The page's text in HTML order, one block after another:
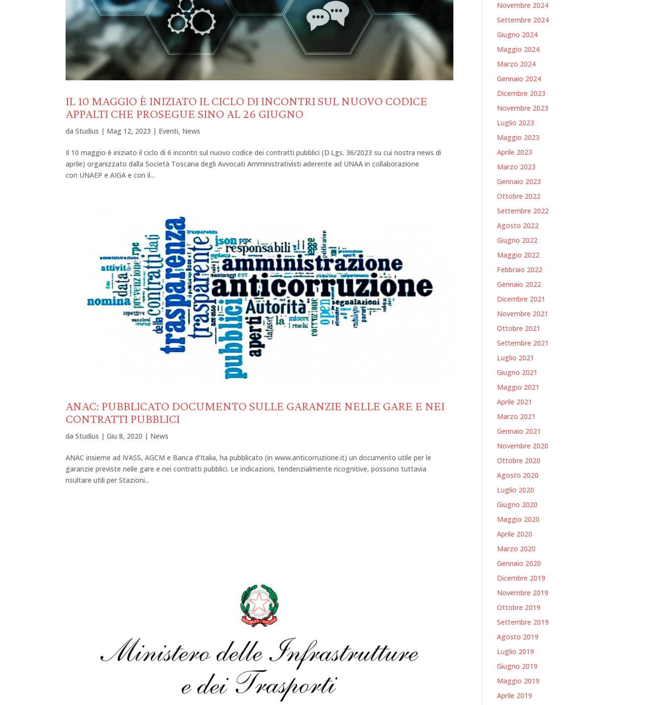
IL 10 MAGGIO È INIZIATO IL CICLO DI INCONTRI SUL NUOVO CODICE
APPALTI CHE PROSEGUE SINO AL 26 GIUGNO
daStudius | Mag 12, 2023 | Eventi, News
Il 10 maggio è iniziato il ciclo di 6 incontri sul nuovo codice dei contratti pubblici (D.Lgs. 36/2023 su cui nostra news di
aprile) organizzato dalla Società Toscana degli Avvocati Amministrativisti aderente ad UNAA in collaborazione
con UNAEP e AIGA e con il...
ANAC: PUBBLICATO DOCUMENTO SULLE GARANZIE NELLE GARE E NEI
CONTRATTI PUBBLICI
daStudius |Giu 8, 2020 | News
ANAC insieme ad IVASS, AGCM e Banca d’Italia, ha pubblicato (in www.anticorruzione.it) un documento utile per le
garanzie previste nelle gare e nei contratti pubblici. Le indicazioni, tendenzialmente ricognitive, possono tuttavia
risultare utili per Stazioni...
Novembre 2024
Settembre 2024
Giugno 2024
Maggio 2024
Marzo 2024
Gennaio 2024
Dicembre 2023
Novembre 2023
Luglio 2023
Maggio 2023
Aprile 2023
Marzo 2023
Gennaio 2023
Ottobre 2022
Settembre 2022
Agosto 2022
Giugno 2022
Maggio 2022
Febbraio 2022
Gennaio 2022
Dicembre 2021
Novembre 2021
Ottobre 2021
Settembre 2021
Luglio 2021
Giugno 2021
Maggio 2021
Aprile 2021
Marzo 2021
Gennaio 2021
Novembre 2020
Ottobre 2020
Agosto 2020
Luglio 2020
Giugno 2020
Maggio 2020
Aprile 2020
Marzo 2020
Gennaio 2020
Dicembre 2019
Novembre 2019
Ottobre 2019
Settembre 2019
Agosto 2019
Luglio 2019
Giugno 2019
Maggio 2019
Aprile 2019